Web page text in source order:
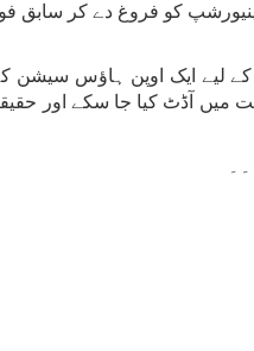
کو فروغ دے کر سابق
لیے ایک اوپن ہاؤس سیشن
آڈٹ کیا جا سکے اور